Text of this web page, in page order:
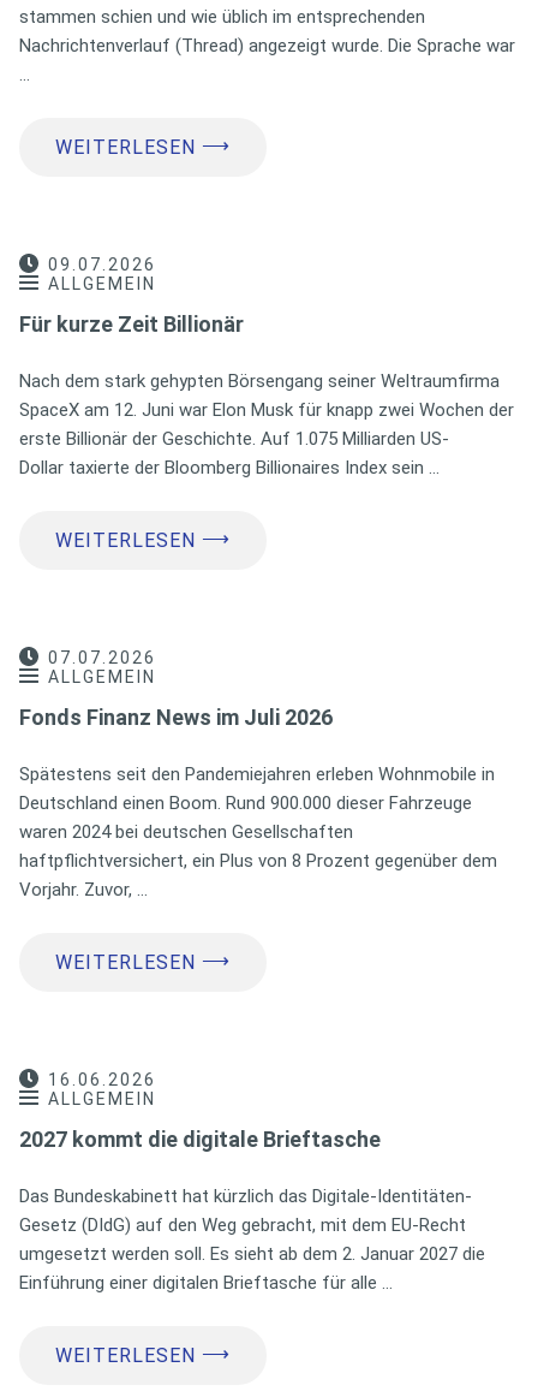
stammen schien und wie üblich im entsprechenden
Nachrichtenverlauf (Thread) angezeigt wurde. Die Sprache war
…
WEITERLESEN ⟶
09.07.2026
ALLGEMEIN
Für kurze Zeit Billionär
Nach dem stark gehypten Börsengang seiner Weltraumfirma
SpaceX am 12. Juni war Elon Musk für knapp zwei Wochen der
erste Billionär der Geschichte. Auf 1.075 Milliarden US-
Dollar taxierte der Bloomberg Billionaires Index sein …
WEITERLESEN ⟶
07.07.2026
ALLGEMEIN
Fonds Finanz News im Juli 2026
Spätestens seit den Pandemiejahren erleben Wohnmobile in
Deutschland einen Boom. Rund 900.000 dieser Fahrzeuge
waren 2024 bei deutschen Gesellschaften
haftpflichtversichert, ein Plus von 8 Prozent gegenüber dem
Vorjahr. Zuvor, …
WEITERLESEN ⟶
16.06.2026
ALLGEMEIN
2027 kommt die digitale Brieftasche
Das Bundeskabinett hat kürzlich das Digitale-Identitäten-
Gesetz (DIdG) auf den Weg gebracht, mit dem EU-Recht
umgesetzt werden soll. Es sieht ab dem 2. Januar 2027 die
Einführung einer digitalen Brieftasche für alle …
WEITERLESEN ⟶